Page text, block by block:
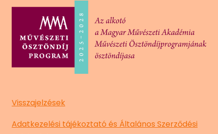
Visszajelzések
Adatkezelési tájékoztató és Általános Szerződési